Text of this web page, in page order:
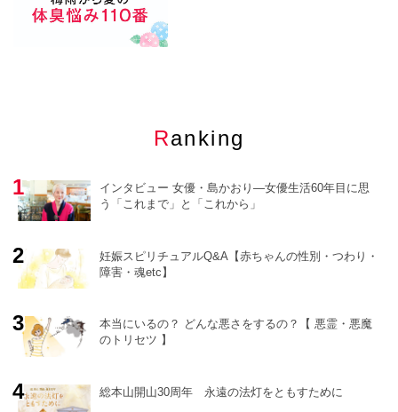
Ranking
インタビュー 女優・島かおり―女優生活60年目に思
う「これまで」と「これから」
妊娠スピリチュアルQ&A【赤ちゃんの性別・つわり・
障害・魂etc】
本当にいるの？ どんな悪さをするの？【 悪霊・悪魔
のトリセツ 】
総本山開山30周年 永遠の法灯をともすために